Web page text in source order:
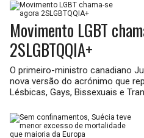
Movimento LGBT
2SLGBTQQIA+
O primeiro-ministro canadiano
nova versão do acrónimo que
Lésbicas, Gays, Bissexuais e